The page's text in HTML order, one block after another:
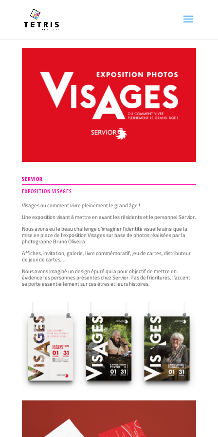
SERVIOR
EXPOSITION VISAGES
Visages ou comment vivre pleinement le grand âge !
Une exposition visant à mettre en avant les résidents et le personnel Servior.
Nous avons eu le beau challenge d’imaginer l’identité visuelle ainsi que la
mise en place de l’exposition Visages sur base de photos réalisées par la
photographe Bruno Oliveira.
Affiches, invitation, galerie, livre commémoratif, jeu de cartes, distributeur
de jeux de cartes, …
Nous avons imaginé un design épuré qui a pour objectif de mettre en
évidence les personnes présentes chez Servior. Pas de frioritures, l’accent
se porte essentiellement sur ces êtres et leurs histoires.